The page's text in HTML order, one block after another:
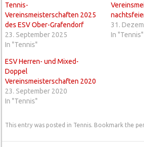
Tennis-
Vereinsmeisterschaften 2025
des ESV Ober-Grafendorf
23. September 2025
In "Tennis"
31.
In "Tennis"
ESV Herren- und Mixed-
Doppel
Vereinsmeisterschaften 2020
23. September 2020
In "Tennis"
This entry was posted in Tennis. Bookmark the